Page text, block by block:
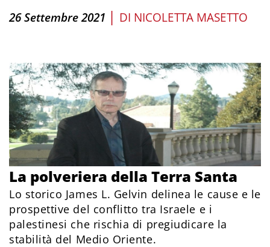
26 Settembre 2021 | DI NICOLETTA MASETTO
La polveriera della Terra Santa
Lo storico James L. Gelvin delinea le cause e le
prospettive del conflitto tra Israele e i
palestinesi che rischia di pregiudicare la
stabilità del Medio Oriente.